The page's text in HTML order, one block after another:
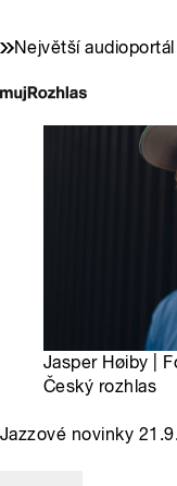
Největší
Jasper Høiby |
Český rozhlas
Jazzové novinky